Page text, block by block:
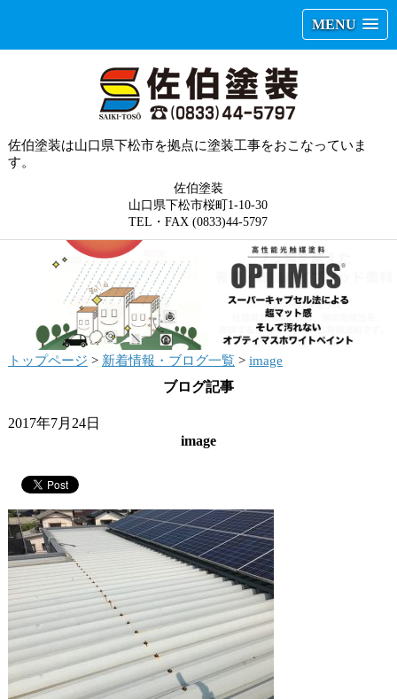
MENU
佐伯塗装は山口県下松市を拠点に塗装工事をおこなっていま
す。
佐伯塗装
山口県下松市桜町1-10-30
TEL・FAX (0833)44-5797
トップページ > 新着情報・ブログ一覧> image
ブログ記事
2017年7月24日
image